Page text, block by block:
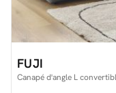
FUJI
Canapé d'angle L